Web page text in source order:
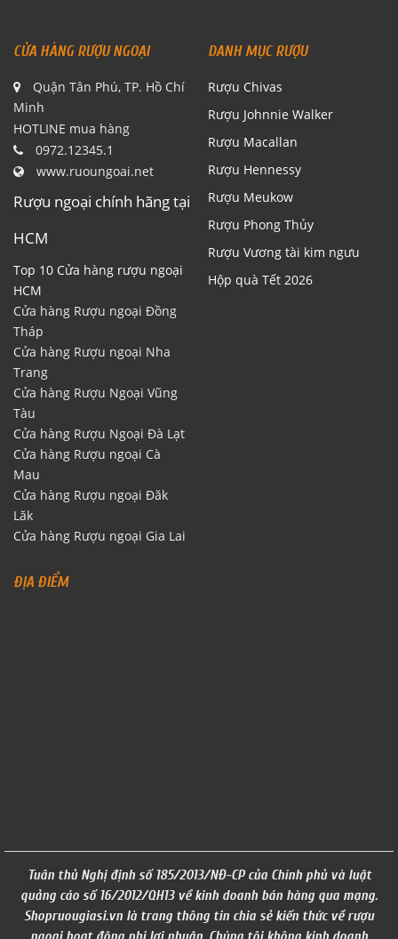
CỬA HÀNG RƯỢU NGOẠI
Quận Tân Phú, TP. Hồ Chí
Minh
HOTLINE mua hàng
0972.12345.1
www.ruoungoai.net
Rượu ngoại chính hãng tại
HCM
Top 10 Cửa hàng rượu ngoại
HCM
Cửa hàng Rượu ngoại Đồng
Tháp
Cửa hàng Rượu ngoại Nha
Trang
Cửa hàng Rượu Ngoại Vũng
Tàu
Cửa hàng Rượu Ngoại Đà Lạt
Cửa hàng Rượu ngoại Cà
Mau
Cửa hàng Rượu ngoại Đăk
Lăk
Cửa hàng Rượu ngoại Gia Lai
DANH MỤC RƯỢU
Rượu Chivas
Rượu Johnnie Walker
Rượu Macallan
Rượu Hennessy
Rượu Meukow
Rượu Phong Thủy
Rượu Vương tài kim ngưu
Hộp quà Tết 2026
ĐỊA ĐIỂM
Tuân thủ Nghị định số 185/2013/NĐ-CP của Chính phủ và luật
quảng cáo số 16/2012/QH13 về kinh doanh bán hàng qua mạng.
Shopruougiasi.vn là trang thông tin chia sẻ kiến thức về rượu